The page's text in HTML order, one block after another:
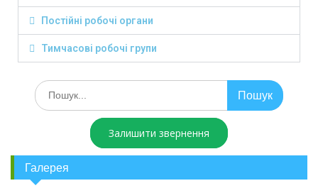
Постійні робочі органи
Тимчасові робочі групи
Залишити звернення
Галерея